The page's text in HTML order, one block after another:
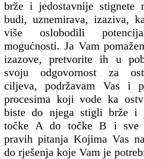
brže i jedostavnije stignete
budi, uznemirava, izaziva,
više oslobodili
mogućnosti. Ja Vam
izazove, pretvorite ih u
svoju odgovornost za
ciljeva, podržavam Vas i
procesima koji vode ka
biste do njega stigli brže i
točke A do točke B i sve
pravih pitanja Kojima Vas
do rješenja koje Vam je